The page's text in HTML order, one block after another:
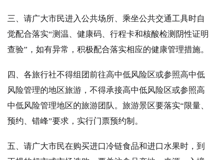
三、请广大市民进入公共场所、乘坐公共交通工具时自
觉配合落实“测温、健康码、行程卡和核酸检测阴性证明
查验”，如有异常，积极配合落实相应的健康管理措施。
四、各旅行社不得组团前往高中低风险区或参照高中低
风险管理的地区旅游，不得承接高中低风险区或参照高
中低风险管理地区的旅游团队。旅游景区要落实“限量、
预约、错峰”要求，实行门票预约制。
五、请广大市民在购买进口冷链食品和进口水果时，到